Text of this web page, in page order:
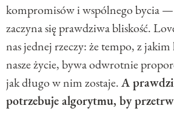
kompromisów i wspólnego bycia —
zaczyna się prawdziwa bliskość.
nas jednej rzeczy: że tempo, z
nasze życie, bywa odwrotnie
jak długo w nim zostaje.A
potrzebuje algorytmu, by